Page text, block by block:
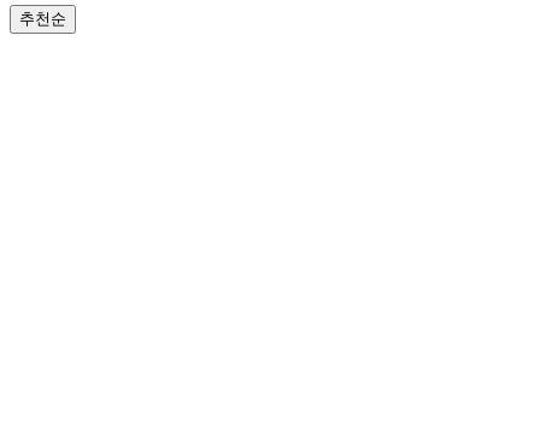
추천순